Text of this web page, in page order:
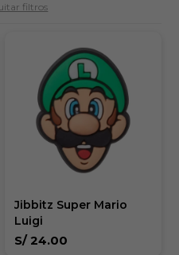
filtros
Jibbitz Super Mario
Luigi
S/ 24.00